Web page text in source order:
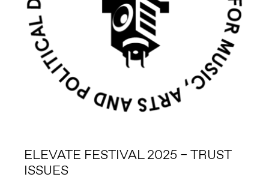
ELEVATE FESTIVAL 2025 – TRUST
ISSUES